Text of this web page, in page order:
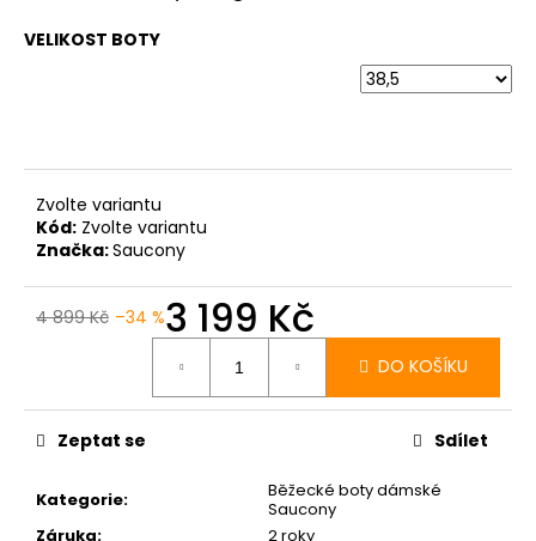
VELIKOST BOTY
Zvolte variantu
Kód: Zvolte variantu
Značka:Saucony
4 899 Kč –34 %3 199 Kč
DO KOŠÍKU
Kategorie:
Běžecké boty dámské
Saucony
Záruka:
2 roky
Zeptat se Sdílet
SAUCONY
999